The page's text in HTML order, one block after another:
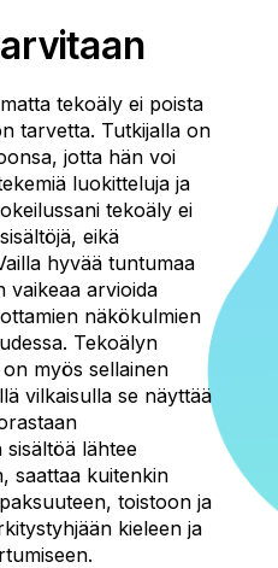
tekoäly ei poista
tarvetta. Tutkijalla on
jotta hän voi
luokitteluja ja
tekoäly ei
eikä
hyvää tuntumaa
vaikeaa arvioida
näkökulmien
Tekoälyn
myös sellainen
vilkaisulla se näyttää
sisältöä lähtee
saattaa kuitenkin
toistoon ja
kieleen ja